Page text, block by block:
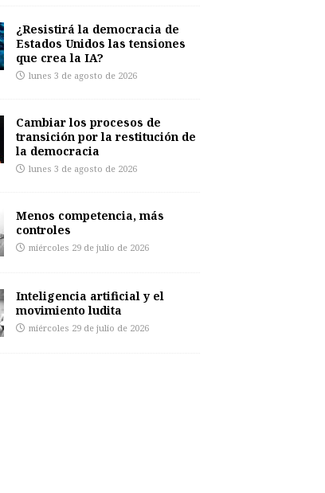
¿Resistirá la democracia de
Estados Unidos las tensiones
que crea la IA?
lunes 3 de agosto de 2026
Cambiar los procesos de
transición por la restitución de
la democracia
lunes 3 de agosto de 2026
Menos competencia, más
controles
miércoles 29 de julio de 2026
Inteligencia artificial y el
movimiento ludita
miércoles 29 de julio de 2026